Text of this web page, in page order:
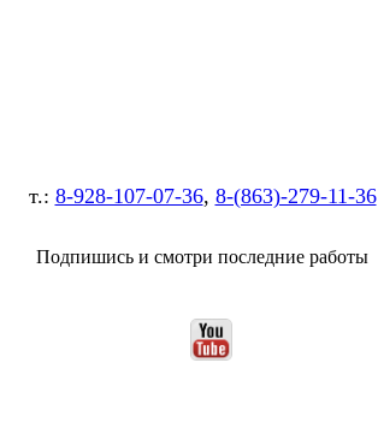
т.: 8-928-107-07-36, 8-(863)-279-11-36
Подпишись и смотри последние работы